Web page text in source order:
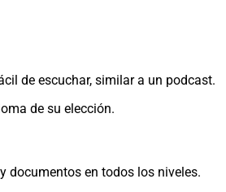
de escuchar, similar a un podcast.
de su elección.
documentos en todos los niveles.